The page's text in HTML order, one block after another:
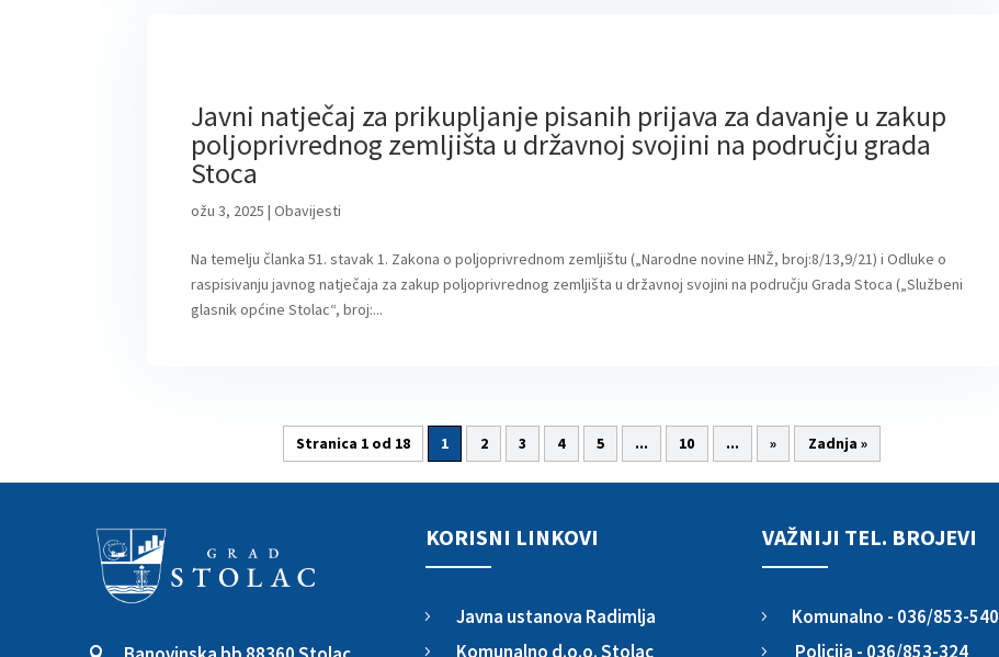
Javni natječaj za prikupljanje pisanih prijava za davanje u zakup
poljoprivrednog zemljišta u državnoj svojini na području grada
Stoca
ožu 3, 2025 |Obavijesti
Na temelju članka 51. stavak 1. Zakona o poljoprivrednom zemljištu („Narodne novine HNŽ, broj:8/13,9/21) i Odluke o
raspisivanju javnog natječaja za zakup poljoprivrednog zemljišta u državnoj svojini na području Grada Stoca („Službeni
glasnik općine Stolac“, broj:...
Stranica 1 od 18 1 2 3 4 5 ... 10 ... » Zadnja »
KORISNI LINKOVI
5 Javna ustanova Radimlja
5 Komunalno d.o.o. Stolac
VAŽNIJI TEL. BROJEVI
5 Komunalno - 036/853-540
5 Policija - 036/853-324